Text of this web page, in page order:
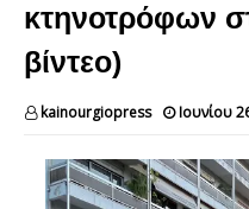
κτηνοτρόφων
βίντεο)
kainourgiopress Ιουνίου